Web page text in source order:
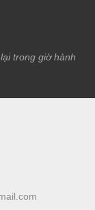
trong giờ hành